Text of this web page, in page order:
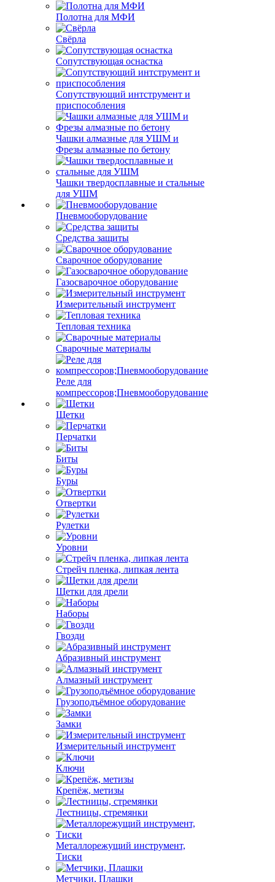
Полотна для МФИ
Свёрла
Сопутствующая оснастка
Сопутствующий интструмент и
приспособления
Чашки алмазные для УШМ и
Фрезы алмазные по бетону
Чашки твердосплавные и стальные
для УШМ
Пневмооборудование
Средства защиты
Сварочное оборудование
Газосварочное оборудование
Измерительный инструмент
Тепловая техника
Сварочные материалы
Реле для
компрессоров;Пневмооборудование
Щетки
Перчатки
Биты
Буры
Отвертки
Рулетки
Уровни
Стрейч пленка, липкая лента
Щетки для дрели
Наборы
Гвозди
Абразивный инструмент
Алмазный инструмент
Грузоподъёмное оборудование
Замки
Измерительный инструмент
Ключи
Крепёж, метизы
Лестницы, стремянки
Металлорежущий инструмент,
Тиски
Метчики, Плашки